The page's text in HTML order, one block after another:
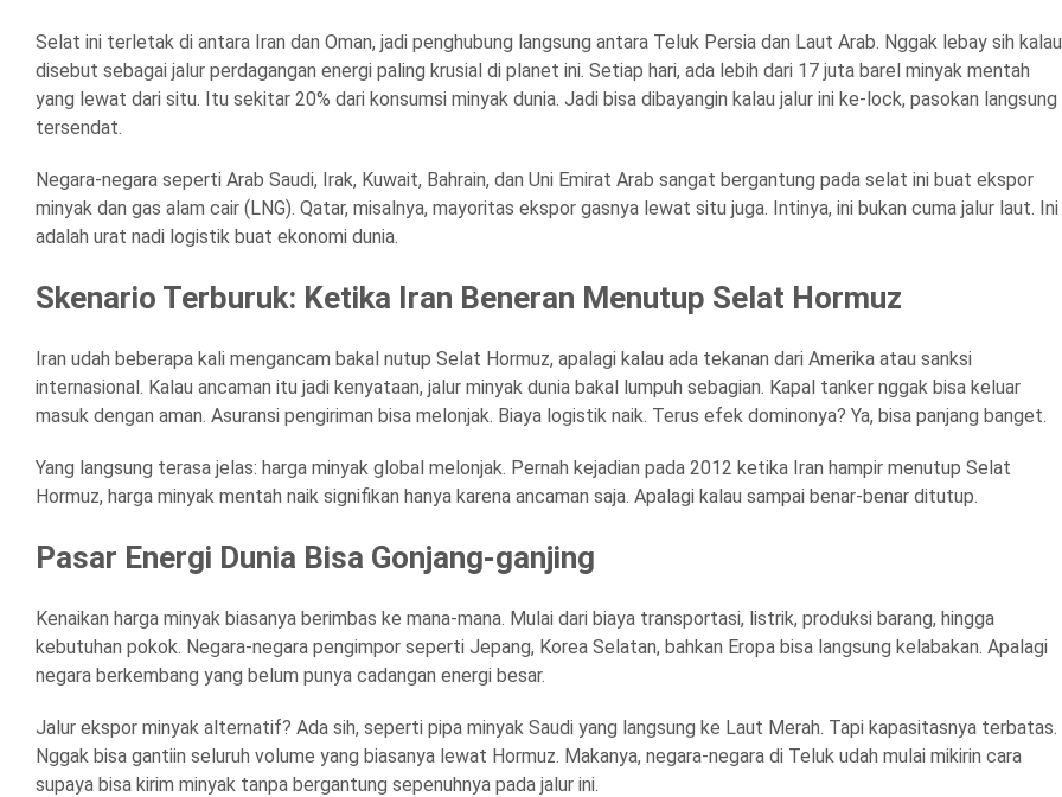
Selat ini terletak di antara Iran dan Oman, jadi penghubung langsung antara Teluk Persia dan Laut Arab. Nggak lebay sih kalau
disebut sebagai jalur perdagangan energi paling krusial di planet ini. Setiap hari, ada lebih dari 17 juta barel minyak mentah
yang lewat dari situ. Itu sekitar 20% dari konsumsi minyak dunia. Jadi bisa dibayangin kalau jalur ini ke-lock, pasokan langsung
tersendat.
Negara-negara seperti Arab Saudi, Irak, Kuwait, Bahrain, dan Uni Emirat Arab sangat bergantung pada selat ini buat ekspor
minyak dan gas alam cair (LNG). Qatar, misalnya, mayoritas ekspor gasnya lewat situ juga. Intinya, ini bukan cuma jalur laut. Ini
adalah urat nadi logistik buat ekonomi dunia.
Skenario Terburuk: Ketika Iran Beneran Menutup Selat Hormuz
Iran udah beberapa kali mengancam bakal nutup Selat Hormuz, apalagi kalau ada tekanan dari Amerika atau sanksi
internasional. Kalau ancaman itu jadi kenyataan, jalur minyak dunia bakal lumpuh sebagian. Kapal tanker nggak bisa keluar
masuk dengan aman. Asuransi pengiriman bisa melonjak. Biaya logistik naik. Terus efek dominonya? Ya, bisa panjang banget.
Yang langsung terasa jelas: harga minyak global melonjak. Pernah kejadian pada 2012 ketika Iran hampir menutup Selat
Hormuz, harga minyak mentah naik signifikan hanya karena ancaman saja. Apalagi kalau sampai benar-benar ditutup.
Pasar Energi Dunia Bisa Gonjang-ganjing
Kenaikan harga minyak biasanya berimbas ke mana-mana. Mulai dari biaya transportasi, listrik, produksi barang, hingga
kebutuhan pokok. Negara-negara pengimpor seperti Jepang, Korea Selatan, bahkan Eropa bisa langsung kelabakan. Apalagi
negara berkembang yang belum punya cadangan energi besar.
Jalur ekspor minyak alternatif? Ada sih, seperti pipa minyak Saudi yang langsung ke Laut Merah. Tapi kapasitasnya terbatas.
Nggak bisa gantiin seluruh volume yang biasanya lewat Hormuz. Makanya, negara-negara di Teluk udah mulai mikirin cara
supaya bisa kirim minyak tanpa bergantung sepenuhnya pada jalur ini.